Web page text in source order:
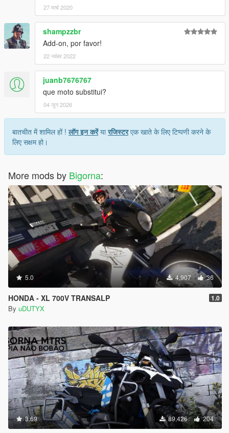
27 मार्च 2020
shampzzbr
Add-on, por favor!
22 नवंबर 2022
juanb7676767
que moto substitui?
04 जून 2026
बातचीत में शामिल हों !लॉग इन करेंयारजिस्टरएक खाते के लिए टिप्पणी करने के
लिए सक्षम हो।
More mods by Bigorna:
5.0 4,907 36
HONDA - XL 700V TRANSALP 1.0
By uDUTYX
3.69 89,426 204